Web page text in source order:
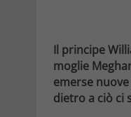
Il principe
moglie
emerse
dietro a ciò ci